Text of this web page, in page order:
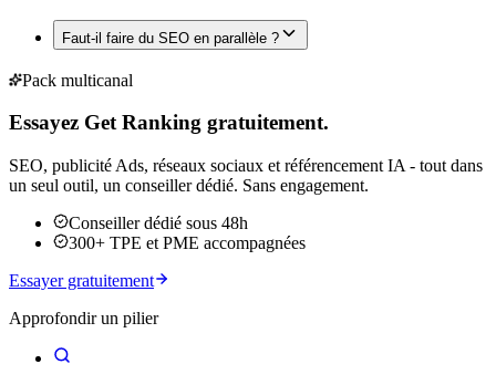
Faut-il faire du SEO en parallèle ?
Pack multicanal
Essayez Get Ranking gratuitement.
SEO, publicité Ads, réseaux sociaux et référencement IA - tout dans
un seul outil, un conseiller dédié. Sans engagement.
Conseiller dédié sous 48h
300+ TPE et PME accompagnées
Essayer gratuitement
Approfondir un pilier